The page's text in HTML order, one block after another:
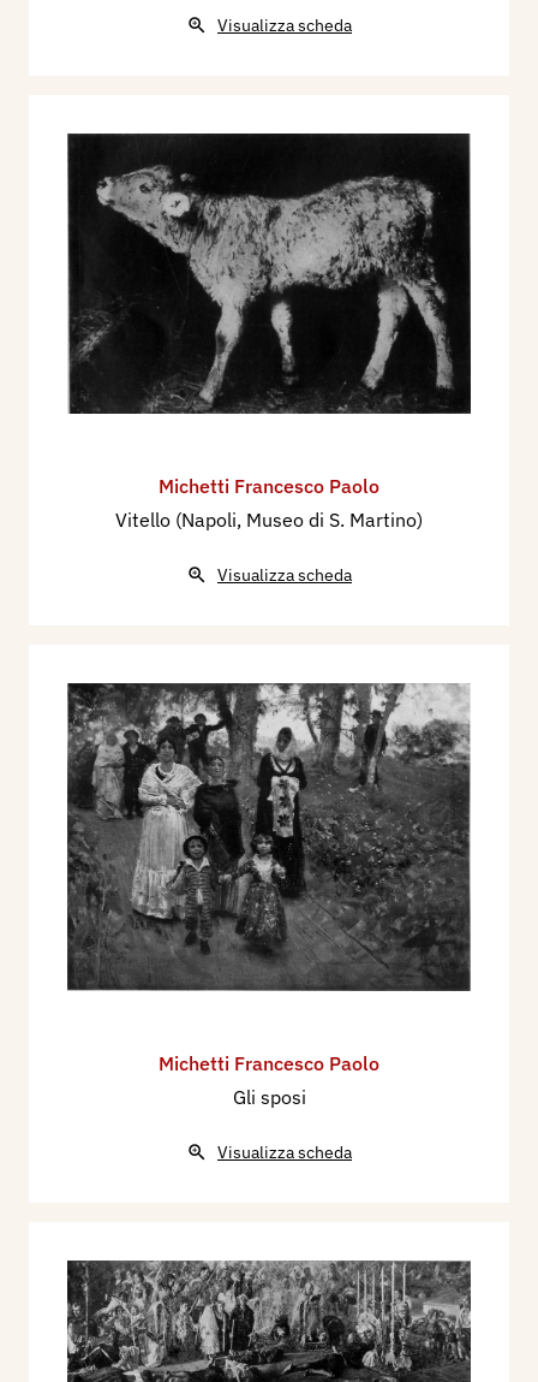
Visualizza scheda
Michetti Francesco Paolo
Vitello (Napoli, Museo di S. Martino)
Visualizza scheda
Michetti Francesco Paolo
Gli sposi
Visualizza scheda